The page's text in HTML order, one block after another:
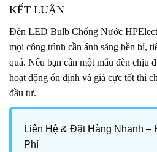
KẾT LUẬN
Đèn LED Bulb Chống Nước
mọi công trình cần ánh sáng bền bỉ,
quả. Nếu bạn cần một mẫu đèn chịu
hoạt động ổn định và giá cực tốt thì
đầu tư.
Liên Hệ & Đặt Hàng Nhanh –
Phí